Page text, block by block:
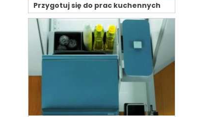
Przygotuj się do prac kuchennych